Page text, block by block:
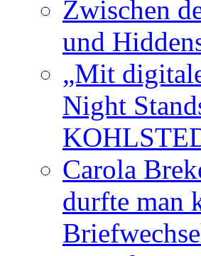
Zwischen
und
„Mit
Night
Carola
durfte man